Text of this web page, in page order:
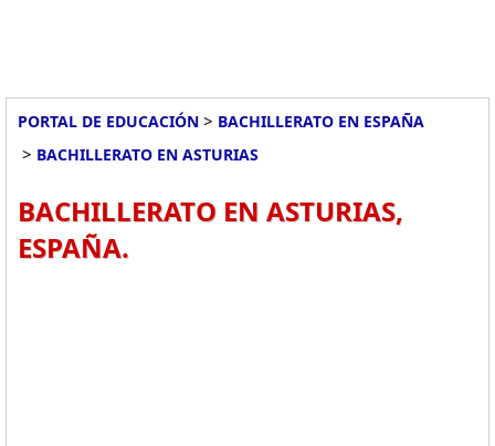
PORTAL DE EDUCACIÓN > BACHILLERATO EN ESPAÑA
> BACHILLERATO EN ASTURIAS
BACHILLERATO EN ASTURIAS,
ESPAÑA.